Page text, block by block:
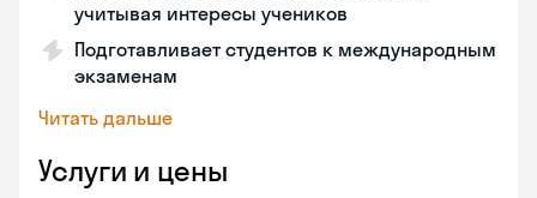
учитывая интересы учеников
Подготавливает студентов к международным
экзаменам
Читать дальше
Услуги и цены